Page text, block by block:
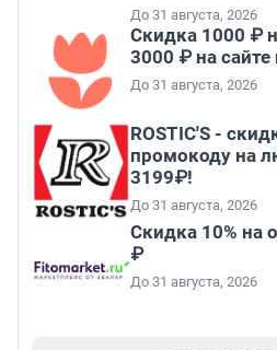
До 31 августа, 2026
Скидка 1000 ₽
3000 ₽ на
До 31 августа, 2026
ROSTIC'S -
промокоду на
3199₽!
До 31 августа, 2026
Скидка 10% на
₽
До 31 августа, 2026